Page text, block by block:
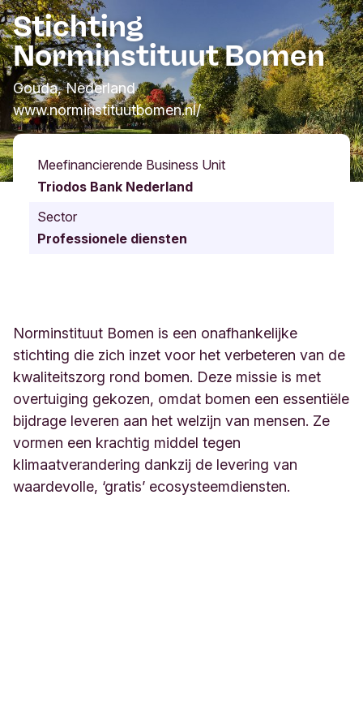
Stichting
Norminstituut Bomen
Gouda, Nederland
www.norminstituutbomen.nl/
Meefinancierende Business Unit
Triodos Bank Nederland
Sector
Professionele diensten
Norminstituut Bomen is een onafhankelijke
stichting die zich inzet voor het verbeteren van de
kwaliteitszorg rond bomen. Deze missie is met
overtuiging gekozen, omdat bomen een essentiële
bijdrage leveren aan het welzijn van mensen. Ze
vormen een krachtig middel tegen
klimaatverandering dankzij de levering van
waardevolle, ‘gratis’ ecosysteemdiensten.